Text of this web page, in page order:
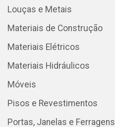
Louças e Metais
Materiais de Construção
Materiais Elétricos
Materiais Hidráulicos
Móveis
Pisos e Revestimentos
Portas, Janelas e Ferragens